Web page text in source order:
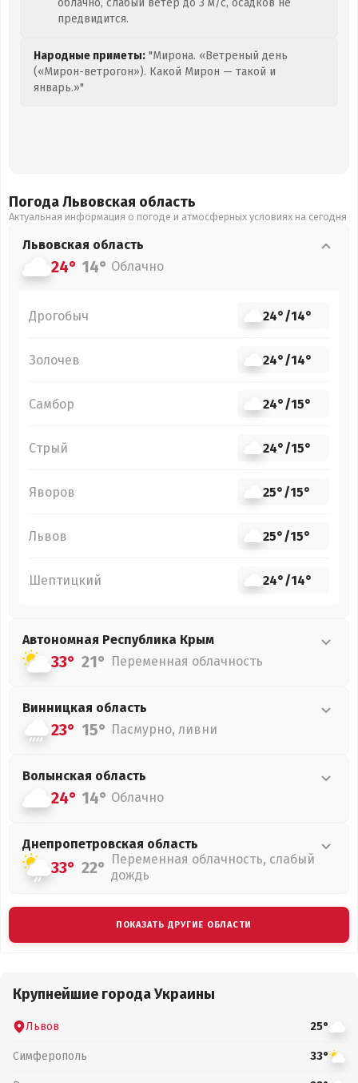
облачно, слабый ветер до 3 м/с, осадков не
предвидится.
Народные приметы: "Мирона. «Ветреный день
(«Мирон-ветрогон»). Какой Мирон — такой и
январь.»"
Погода Львовская область
Актуальная информация о погоде и атмосферных условиях на сегодня
Львовская область
24° 14° Облачно
Дрогобыч 24°/14°
Золочев 24°/14°
Самбор 24°/15°
Стрый 24°/15°
Яворов 25°/15°
Львов 25°/15°
Шептицкий 24°/14°
Автономная Республика Крым
33° 21° Переменная облачность
Винницкая область
23° 15° Пасмурно, ливни
Волынская область
24° 14° Облачно
Днепропетровская область
33° 22° Переменная облачность, слабый
дождь
ПОКАЗАТЬ ДРУГИЕ ОБЛАСТИ
Крупнейшие города Украины
Львов 25°
Симферополь 33°